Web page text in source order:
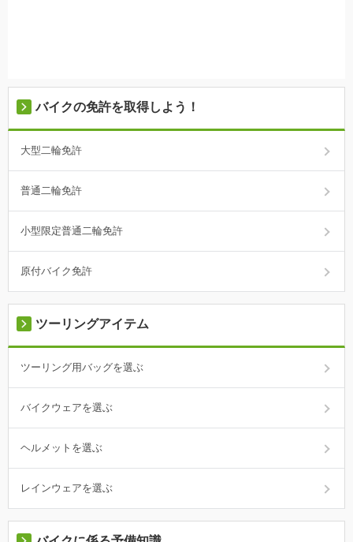
バイクの免許を取得しよう！
大型二輪免許
普通二輪免許
小型限定普通二輪免許
原付バイク免許
ツーリングアイテム
ツーリング用バッグを選ぶ
バイクウェアを選ぶ
ヘルメットを選ぶ
レインウェアを選ぶ